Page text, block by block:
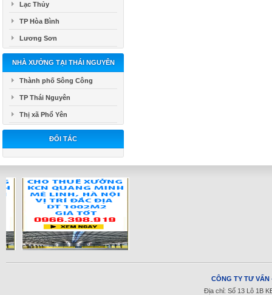
Lạc Thủy
TP Hòa Bình
Lương Sơn
NHÀ XƯỞNG TẠI THÁI NGUYÊN
Thành phố Sông Công
TP Thái Nguyên
Thị xã Phổ Yên
ĐỐI TÁC
CÔNG TY TƯ
Địa chỉ: Số 13 Lô 1B